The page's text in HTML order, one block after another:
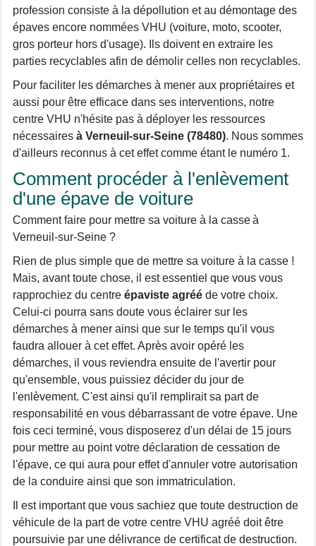
profession consiste à la dépollution et au démontage des
épaves encore nommées VHU (voiture, moto, scooter,
gros porteur hors d'usage). Ils doivent en extraire les
parties recyclables afin de démolir celles non recyclables.
Pour faciliter les démarches à mener aux propriétaires et
aussi pour être efficace dans ses interventions, notre
centre VHU n'hésite pas à déployer les ressources
nécessaires à Verneuil-sur-Seine (78480). Nous sommes
d'ailleurs reconnus à cet effet comme étant le numéro 1.
Comment procéder à l'enlèvement
d'une épave de voiture
Comment faire pour mettre sa voiture à la casse à
Verneuil-sur-Seine ?
Rien de plus simple que de mettre sa voiture à la casse !
Mais, avant toute chose, il est essentiel que vous vous
rapprochiez du centre épaviste agréé de votre choix.
Celui-ci pourra sans doute vous éclairer sur les
démarches à mener ainsi que sur le temps qu'il vous
faudra allouer à cet effet. Après avoir opéré les
démarches, il vous reviendra ensuite de l'avertir pour
qu'ensemble, vous puissiez décider du jour de
l'enlèvement. C'est ainsi qu'il remplirait sa part de
responsabilité en vous débarrassant de votre épave. Une
fois ceci terminé, vous disposerez d'un délai de 15 jours
pour mettre au point votre déclaration de cessation de
l'épave, ce qui aura pour effet d'annuler votre autorisation
de la conduire ainsi que son immatriculation.
Il est important que vous sachiez que toute destruction de
véhicule de la part de votre centre VHU agréé doit être
poursuivie par une délivrance de certificat de destruction.